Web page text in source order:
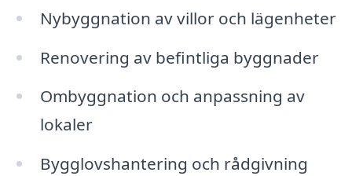
Nybyggnation av villor och lägenheter
Renovering av befintliga byggnader
Ombyggnation och anpassning av
lokaler
Bygglovshantering och rådgivning